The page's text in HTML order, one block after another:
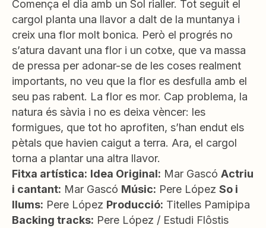
Comença el dia amb un Sol rialler. Tot seguit el
cargol planta una llavor a dalt de la muntanya i
creix una flor molt bonica. Però el progrés no
s’atura davant una flor i un cotxe, que va massa
de pressa per adonar-se de les coses realment
importants, no veu que la flor es desfulla amb el
seu pas rabent. La flor es mor. Cap problema, la
natura és sàvia i no es deixa vèncer: les
formigues, que tot ho aprofiten, s’han endut els
pètals que havien caigut a terra. Ara, el cargol
torna a plantar una altra llavor.
Fitxa artística: Idea Original: Mar Gascó Actriu
i cantant: Mar Gascó Músic: Pere López So i
llums: Pere López Producció: Titelles Pamipipa
Backing tracks: Pere López / Estudi Flôstis